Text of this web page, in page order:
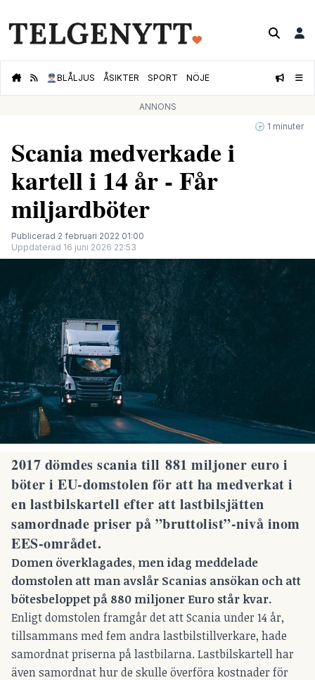
👮🏻‍♂️BLÅLJUS ÅSIKTER SPORT NÖJE
ANNONS
🕝 1 minuter
Scania medverkade i
kartell i 14 år - Får
miljardböter
Publicerad 2 februari 2022 01:00
Uppdaterad 16 juni 2026 22:53
2017 dömdes scania till 881 miljoner euro i
böter i EU-domstolen för att ha medverkat i
en lastbilskartell efter att lastbilsjätten
samordnade priser på ”bruttolist”-nivå inom
EES-området.
Domen överklagades, men idag meddelade
domstolen att man avslår Scanias ansökan och att
bötesbeloppet på 880 miljoner Euro står kvar.
Enligt domstolen framgår det att Scania under 14 år,
tillsammans med fem andra lastbilstillverkare, hade
samordnat priserna på lastbilarna. Lastbilskartell har
även samordnat hur de skulle överföra kostnader för